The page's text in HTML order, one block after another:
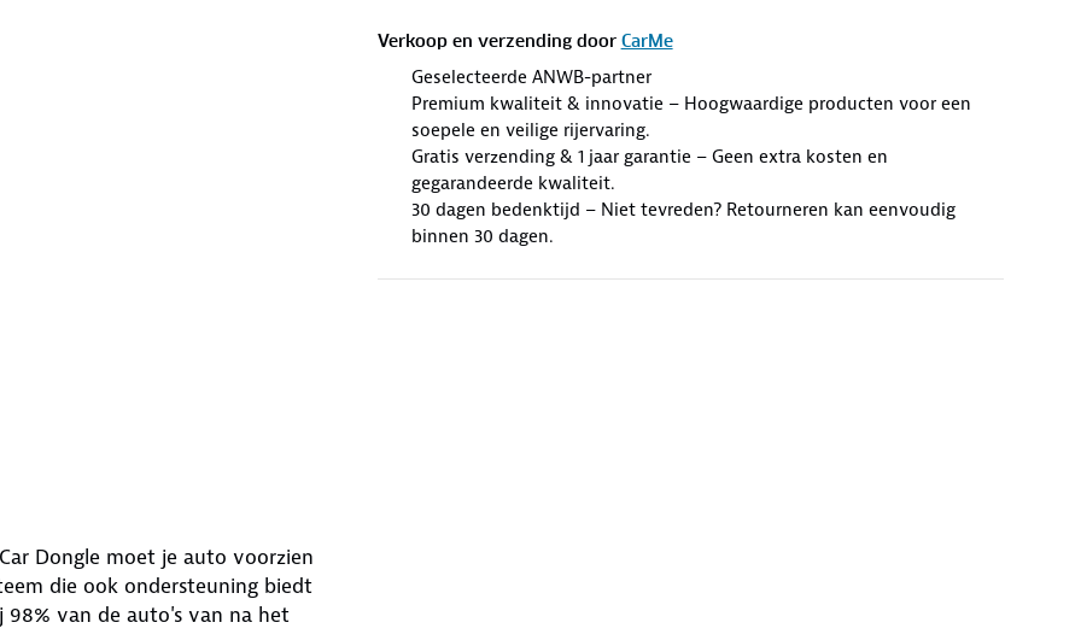
Verkoop en verzending door CarMe
Geselecteerde ANWB-partner
Premium kwaliteit & innovatie – Hoogwaardige producten voor een
soepele en veilige rijervaring.
Gratis verzending & 1 jaar garantie – Geen extra kosten en
gegarandeerde kwaliteit.
30 dagen bedenktijd – Niet tevreden? Retourneren kan eenvoudig
binnen 30 dagen.
Dongle moet je auto voorzien
die ook ondersteuning biedt
98% van de auto's van na het